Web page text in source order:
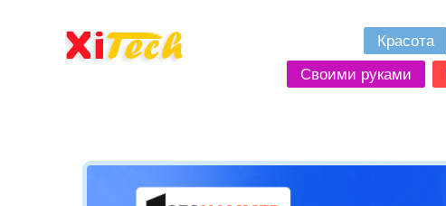
Красота
Своими руками